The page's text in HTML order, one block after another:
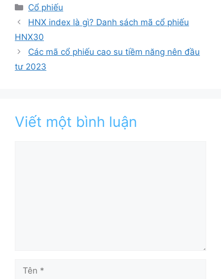
Danh
mục
Cổ phiếu
HNX index là gì? Danh sách mã cổ phiếu
HNX30
Các mã cổ phiếu cao su tiềm năng nên đầu
tư 2023
Viết một bình luận
Tên